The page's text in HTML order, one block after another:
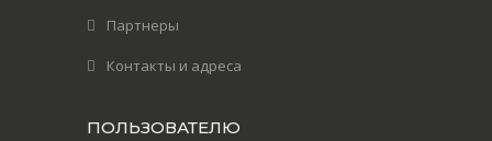
Партнеры
Контакты и адреса
ПОЛЬЗОВАТЕЛЮ